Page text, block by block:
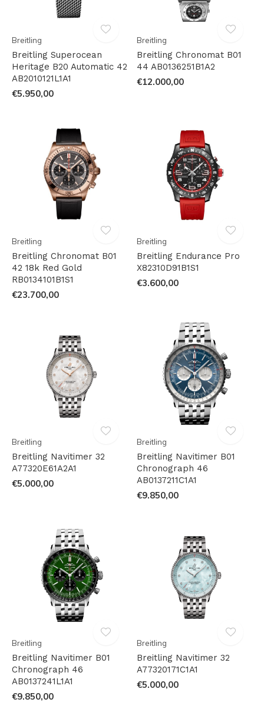
Breitling
Breitling Superocean
Heritage B20 Automatic 42
AB2010121L1A1
€5.950,00
Breitling
Breitling Chronomat B01
44 AB0136251B1A2
€12.000,00
Breitling
Breitling Chronomat B01
42 18k Red Gold
RB0134101B1S1
€23.700,00
Breitling
Breitling Endurance Pro
X82310D91B1S1
€3.600,00
Breitling
Breitling Navitimer 32
A77320E61A2A1
€5.000,00
Breitling
Breitling Navitimer B01
Chronograph 46
AB0137211C1A1
€9.850,00
Breitling
Breitling Navitimer B01
Chronograph 46
AB0137241L1A1
€9.850,00
Breitling
Breitling Navitimer 32
A77320171C1A1
€5.000,00